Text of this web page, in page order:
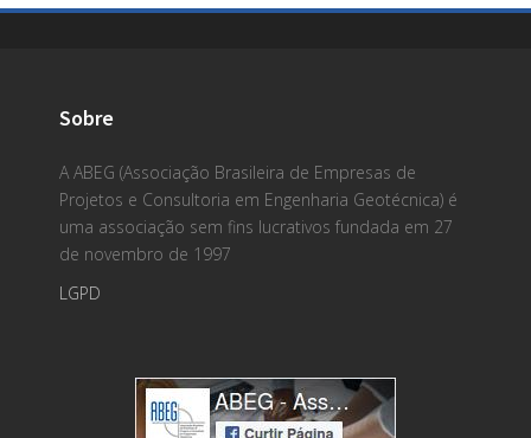
Sobre
A ABEG (Associação Brasileira de Empresas de
Projetos e Consultoria em Engenharia Geotécnica) é
uma associação sem fins lucrativos fundada em 27
de novembro de 1997
LGPD